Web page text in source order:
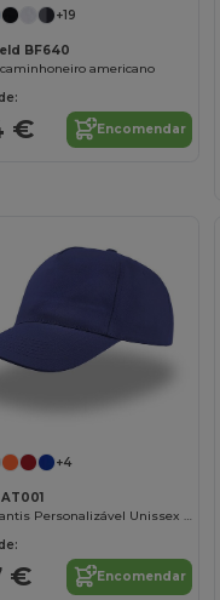
+19
BF640
americano
€ Encomendar
+4
Boné Atlantis Personalizável Unissex com Fecho Velcro
€ Encomendar